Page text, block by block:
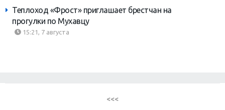
Теплоход «Фрост» приглашает брестчан на
прогулки по Мухавцу
15:21, 7 августа
<<<